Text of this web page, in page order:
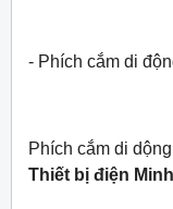
- Phích cắm di
Phích cắm di
Thiết bị điện